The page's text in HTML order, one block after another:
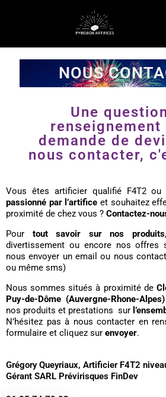
NOUS
Une
renseignement
demande de
nous contacter,
Vous êtes artificier qualifié F4T2
passionné par l’artifice et souhaitez
proximité de chez vous ? Contactez-
Pour tout savoir sur nos produits
divertissement ou encore nos offres
nous envoyer un email ou nous
ou même sms)
Nous sommes situés à proximité de
Puy-de-Dôme (Auvergne-Rhone-Alpes)
nos produits et prestations sur
N’hésitez pas à nous contacter en
formulaire et cliquez sur envoyer.
Grégory Queyriaux, Artificier F4T2
Gérant SARL Prévirisques FinDev